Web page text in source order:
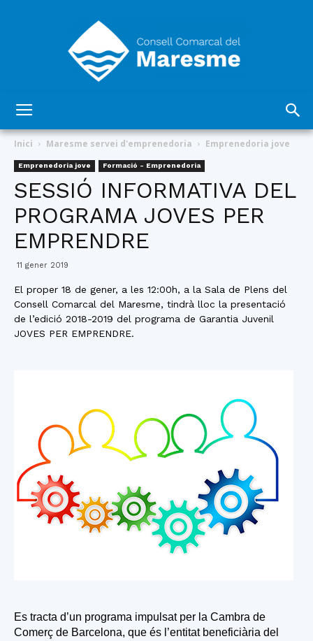
Comarcal
Maresme
Inici Maresme servei d'emprenedoria Emprenedoria jove
Emprenedoria jove Formació - Emprenedoria
SESSIÓ INFORMATIVA DEL
PROGRAMA JOVES PER
EMPRENDRE
11 gener 2019
El proper 18 de gener, a les 12:00h, a la Sala de Plens del
Consell Comarcal del Maresme, tindrà lloc la presentació
de l’edició 2018-2019 del programa de Garantia Juvenil
JOVES PER EMPRENDRE.
Es tracta d’un programa impulsat per la Cambra de
Comerç de Barcelona, que és l’entitat beneficiària del